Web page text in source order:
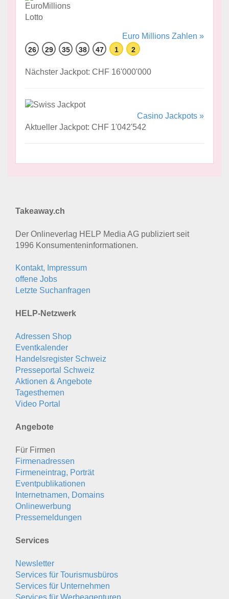
Euro Millions Zahlen »
26 29 35 38 47 1 2
Nächster Jackpot: CHF 16'000'000
Casino Jackpots »
Aktueller Jackpot: CHF 1'042'542
Takeaway.ch
Der Onlineverlag HELP Media AG publiziert seit
1996 Konsumenten­informationen.
Kontakt, Impressum
offene Jobs
Letzte Suchanfragen
HELP-Netzwerk
Adressen Shop
Eventkalender
Handelsregister Schweiz
Presseportal Schweiz
Aktionen & Angebote
Tagesthemen
Video Portal
Angebote
Für Firmen
Firmenadressen
Firmeneintrag, Porträt
Eventpublikationen
Internetnamen, Domains
Onlinewerbung
Pressemeldungen
Services
Newsletter
Services für Tourismusbüros
Services für Unternehmen
Services für Werbeagenturen